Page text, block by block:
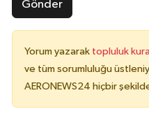
Gönder
Yorum yazarak topluluk
ve tüm sorumluluğu
AERONEWS24 hiçbir